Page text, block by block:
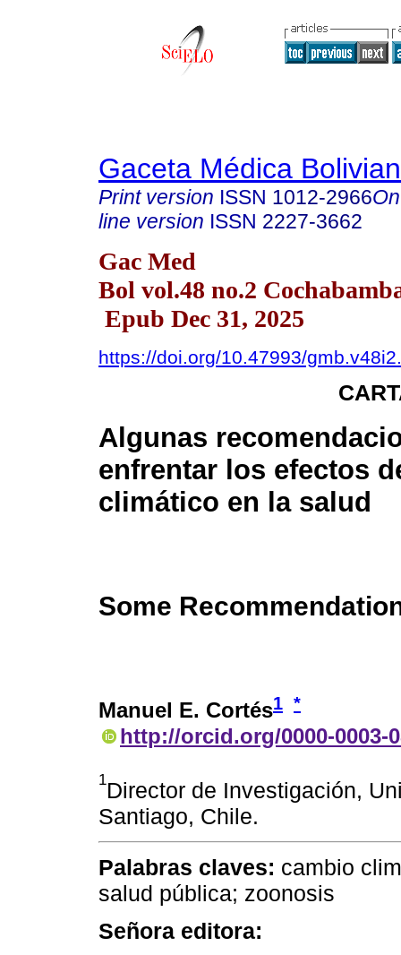
Gaceta Médica
Print version ISSN 1012-2966
line version ISSN 2227-3662
Gac Med
Bol vol.48 no.2
Epub Dec 31, 2025
https://doi.org/10.47993/
Algunas
enfrentar los efectos
climático en la salud
Some
Manuel E. Cortés1 *
http://orcid.org/0000-0003-
1Director de Investigación,
Santiago, Chile.
Palabras claves: cambio
salud pública; zoonosis
Señora editora: